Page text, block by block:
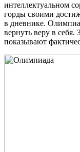
интеллектуальном
горды своими
в дневнике.
вернуть веру в себя.
показывают